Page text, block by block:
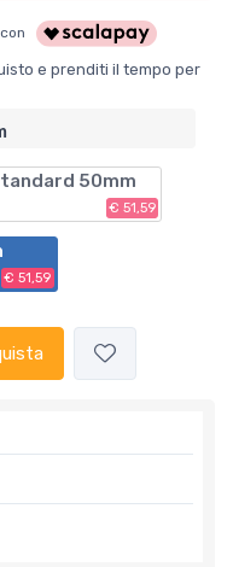
e prenditi il tempo per
50mm
€ 51,59
€ 51,59